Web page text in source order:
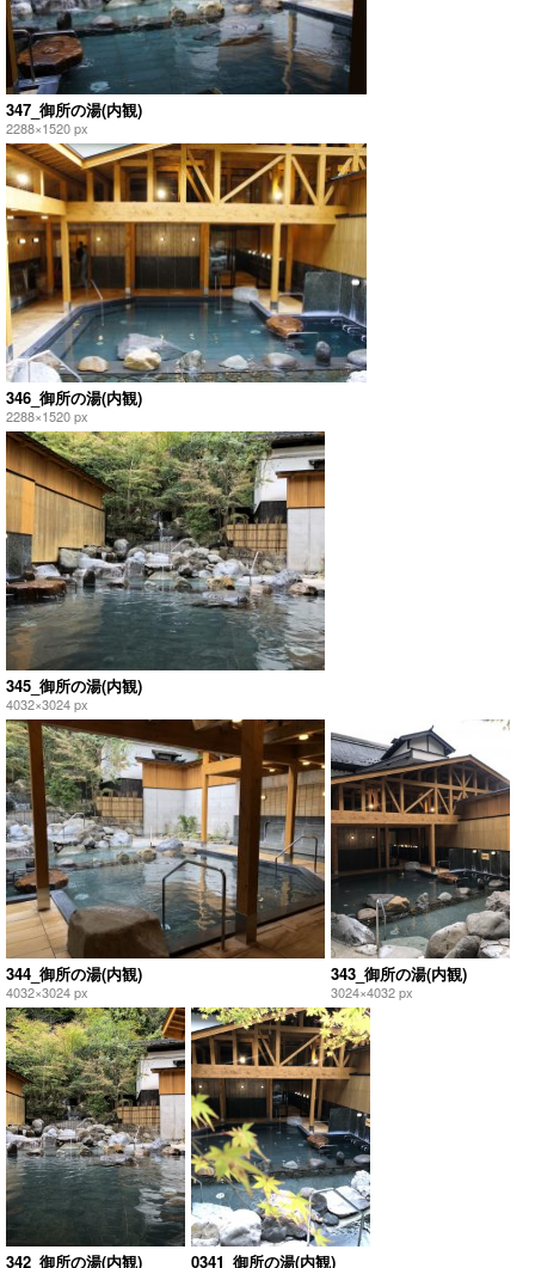
347_御所の湯(内観)
2288×1520 px
346_御所の湯(内観)
2288×1520 px
345_御所の湯(内観)
4032×3024 px
344_御所の湯(内観)
4032×3024 px
343_御所の湯(内観)
3024×4032 px
342_御所の湯(内観) 0341_御所の湯(内観)